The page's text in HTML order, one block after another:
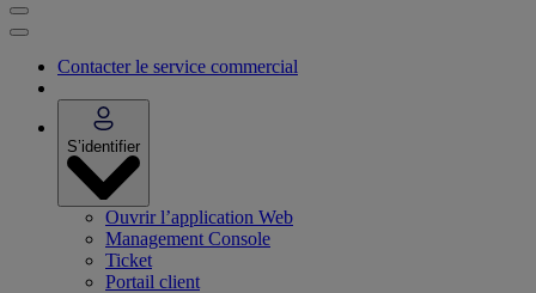
Contacter le service commercial
S’identifier
Ouvrir l’application Web
Management Console
Ticket
Portail client